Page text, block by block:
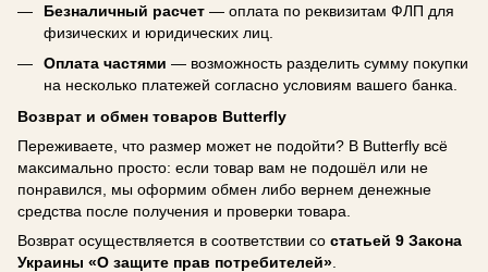
Безналичный расчет — оплата по реквизитам ФЛП для
физических и юридических лиц.
Оплата частями — возможность разделить сумму покупки
на несколько платежей согласно условиям вашего банка.
Возврат и обмен товаров Butterfly
Переживаете, что размер может не подойти? В Butterfly всё
максимально просто: если товар вам не подошёл или не
понравился, мы оформим обмен либо вернем денежные
средства после получения и проверки товара.
Возврат осуществляется в соответствии со статьей 9 Закона
Украины «О защите прав потребителей»